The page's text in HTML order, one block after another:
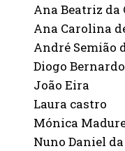
Ana Beatriz da
Ana Carolina
André Semião
Diogo
João Eira
Laura castro
Mónica
Nuno Daniel